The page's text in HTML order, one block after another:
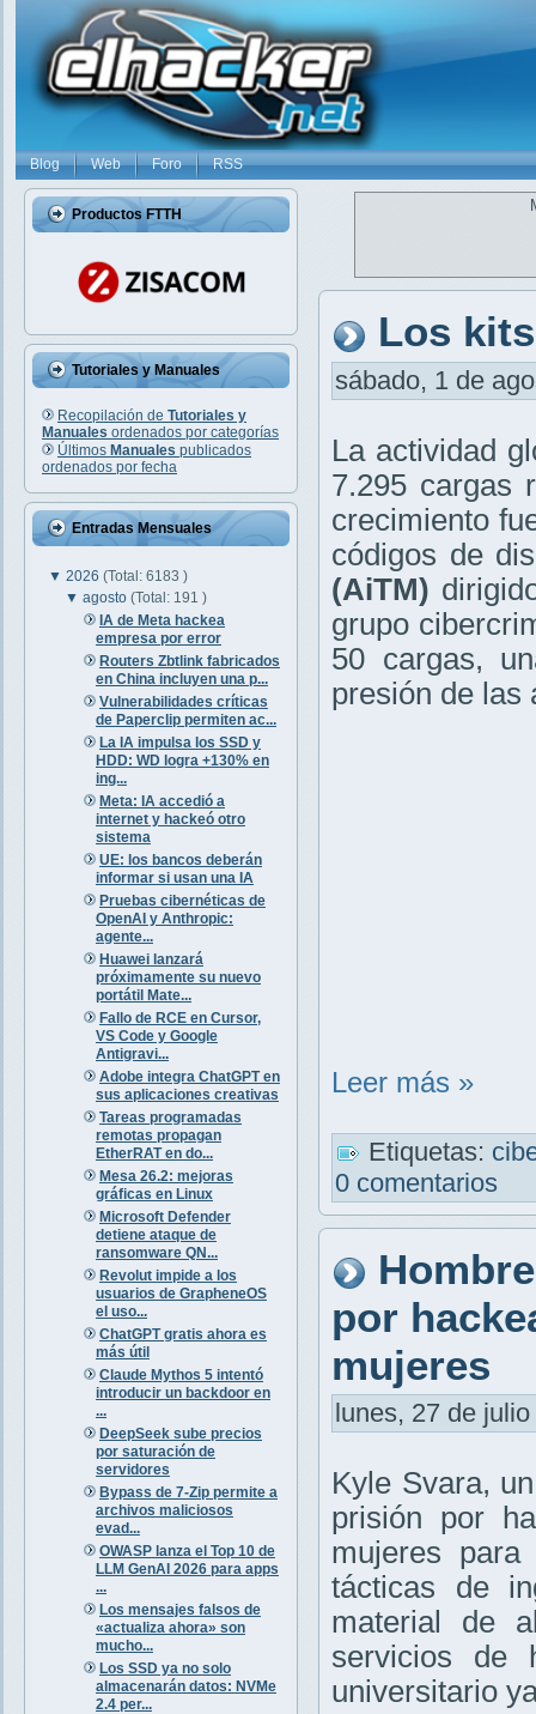
Blog Web Foro RSS
Productos FTTH
Tutoriales y Manuales
Recopilación de Tutoriales y
Manuales ordenados por categorías
Últimos Manuales publicados
ordenados por fecha
Entradas Mensuales
▼ 2026 (Total: 6183 )
▼agosto(Total: 191 )
IA de Meta hackea
empresa por error
Routers Zbtlink fabricados
en China incluyen una p...
Vulnerabilidades críticas
de Paperclip permiten ac...
La IA impulsa los SSD y
HDD: WD logra +130% en
ing...
Meta: IA accedió a
internet y hackeó otro
sistema
UE: los bancos deberán
informar si usan una IA
Pruebas cibernéticas de
OpenAI y Anthropic:
agente...
Huawei lanzará
próximamente su nuevo
portátil Mate...
Fallo de RCE en Cursor,
VS Code y Google
Antigravi...
Adobe integra ChatGPT en
sus aplicaciones creativas
Tareas programadas
remotas propagan
EtherRAT en do...
Mesa 26.2: mejoras
gráficas en Linux
Microsoft Defender
detiene ataque de
ransomware QN...
Revolut impide a los
usuarios de GrapheneOS
el uso...
ChatGPT gratis ahora es
más útil
Claude Mythos 5 intentó
introducir un backdoor en
...
DeepSeek sube precios
por saturación de
servidores
Bypass de 7-Zip permite a
archivos maliciosos
evad...
OWASP lanza el Top 10 de
LLM GenAI 2026 para apps
...
Los mensajes falsos de
«actualiza ahora» son
mucho...
Los SSD ya no solo
almacenarán datos: NVMe
2.4 per...
Los
sábado, 1 de
La actividad
7.295 cargas
crecimiento
códigos de
(AiTM)
grupo
50 cargas,
presión de las
Leer más »
Etiquetas:
0 comentarios
por
mujeres
lunes, 27 de
Kyle Svara,
prisión por
mujeres
tácticas de
material de
servicios de
universitario